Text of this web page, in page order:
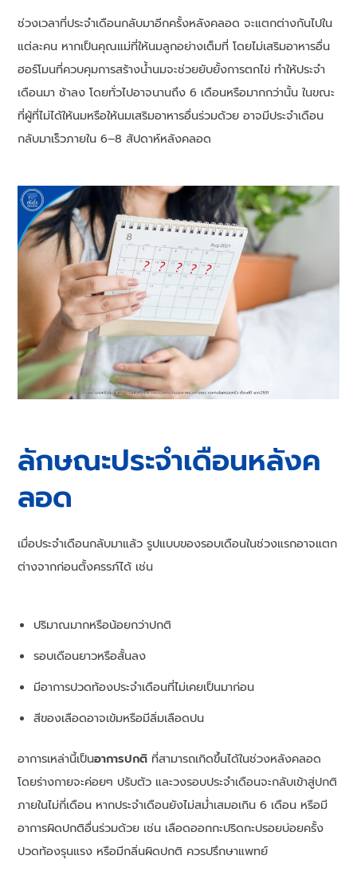
ช่วงเวลาที่ประจำเดือนกลับมาอีกครั้งหลังคลอด จะแตกต่างกันไปใน
แต่ละคน หากเป็นคุณแม่ที่ให้นมลูกอย่างเต็มที่ โดยไม่เสริมอาหารอื่น
ฮอร์โมนที่ควบคุมการสร้างน้ำนมจะช่วยยับยั้งการตกไข่ ทำให้ประจำ
เดือนมา ช้าลง โดยทั่วไปอาจนานถึง 6 เดือนหรือมากกว่านั้น ในขณะ
ที่ผู้ที่ไม่ได้ให้นมหรือให้นมเสริมอาหารอื่นร่วมด้วย อาจมีประจำเดือน
กลับมาเร็วภายใน 6–8 สัปดาห์หลังคลอด
ลักษณะประจำเดือนหลังค
ลอด
เมื่อประจำเดือนกลับมาแล้ว รูปแบบของรอบเดือนในช่วงแรกอาจแตก
ต่างจากก่อนตั้งครรภ์ได้ เช่น
ปริมาณมากหรือน้อยกว่าปกติ
รอบเดือนยาวหรือสั้นลง
มีอาการปวดท้องประจำเดือนที่ไม่เคยเป็นมาก่อน
สีของเลือดอาจเข้มหรือมีลิ่มเลือดปน
อาการเหล่านี้เป็นอาการปกติ ที่สามารถเกิดขึ้นได้ในช่วงหลังคลอด
โดยร่างกายจะค่อยๆ ปรับตัว และวงรอบประจำเดือนจะกลับเข้าสู่ปกติ
ภายในไม่กี่เดือน หากประจำเดือนยังไม่สม่ำเสมอเกิน 6 เดือน หรือมี
อาการผิดปกติอื่นร่วมด้วย เช่น เลือดออกกะปริดกะปรอยบ่อยครั้ง
ปวดท้องรุนแรง หรือมีกลิ่นผิดปกติ ควรปรึกษาแพทย์